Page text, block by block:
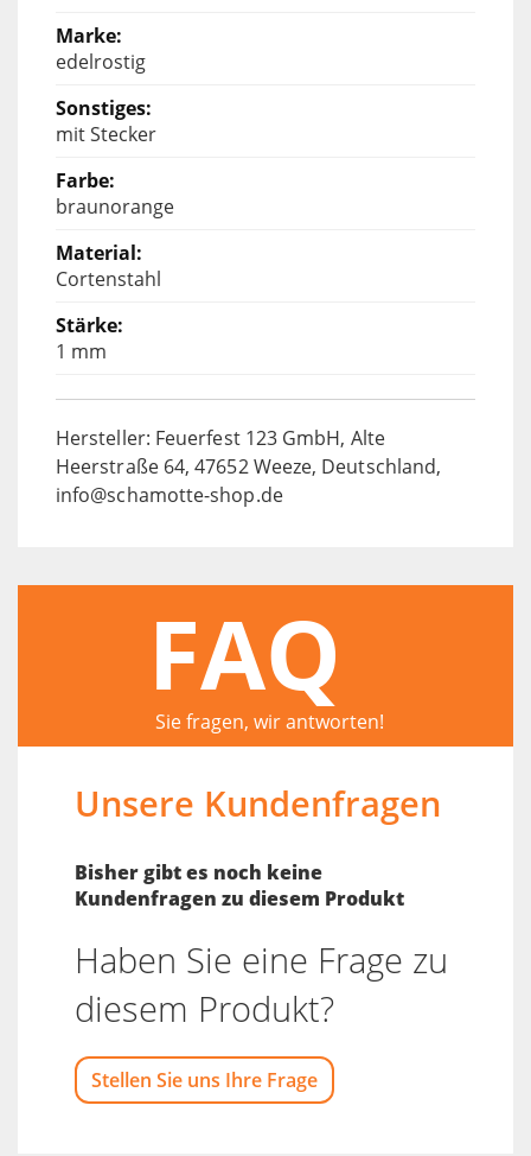
edelrostig
mit Stecker
braunorange
Cortenstahl
1 mm
Hersteller: Feuerfest 123 GmbH, Alte
Heerstraße 64, 47652 Weeze, Deutschland,
info@schamotte-shop.de
FAQ
Sie fragen, wir antworten!
Unsere Kundenfragen
Bisher gibt es noch keine
Kundenfragen zu diesem Produkt
Haben Sie eine Frage zu
diesem Produkt?
Stellen Sie uns Ihre Frage